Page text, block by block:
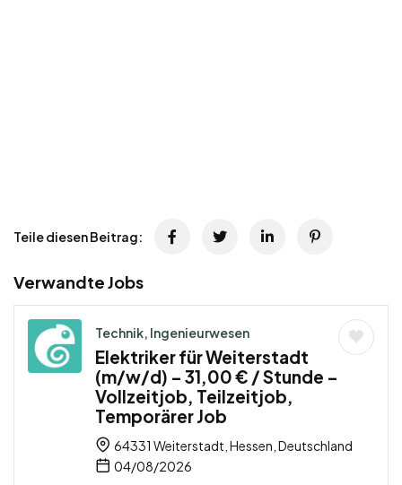
Teile diesen Beitrag:
Verwandte Jobs
Technik, Ingenieurwesen
Elektriker für Weiterstadt
(m/w/d) – 31,00 € / Stunde –
Vollzeitjob, Teilzeitjob,
Temporärer Job
64331 Weiterstadt, Hessen, Deutschland
04/08/2026